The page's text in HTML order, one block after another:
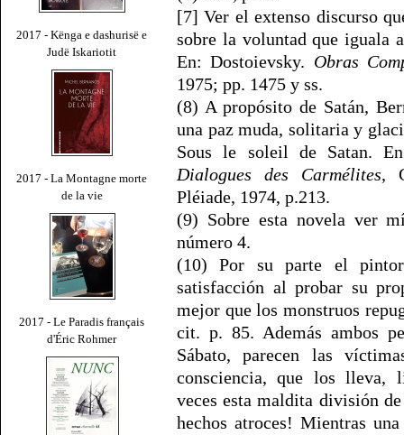
2017 - Kënga e dashurisë e
Judë Iskariotit
2017 - La Montagne morte
de la vie
2017 - Le Paradis français
d'Éric Rohmer
[7] Ver el extenso discurso
sobre la voluntad que iguala
En: Dostoievsky. Obras
1975; pp. 1475 y ss.
(8) A propósito de Satán,
una paz muda, solitaria y
Sous le soleil de Satan.
Dialogues des Carmélites,
Pléiade, 1974, p.213.
(9) Sobre esta novela ver
número 4.
(10) Por su parte el
satisfacción al probar su
mejor que los monstruos
cit. p. 85. Además ambos
Sábato, parecen las
consciencia, que los lleva,
veces esta maldita división
hechos atroces! Mientras